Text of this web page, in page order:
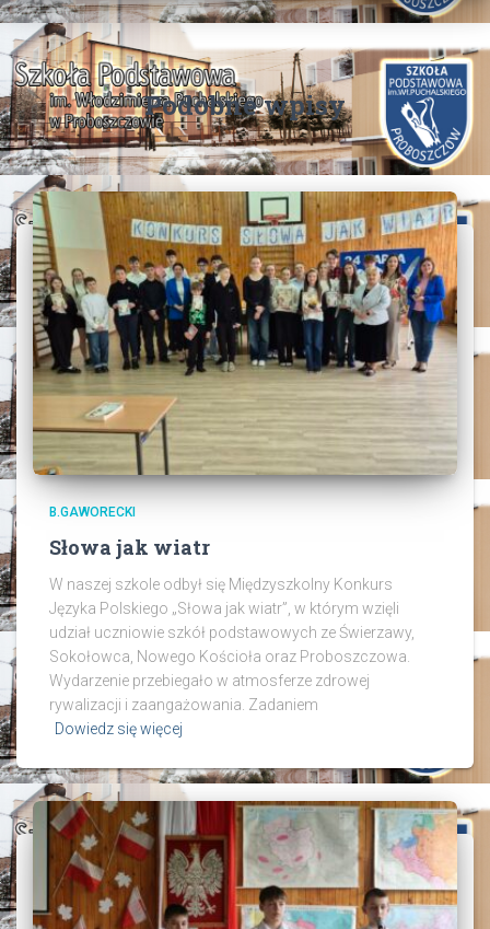
Podobne wpisy
B.GAWORECKI
Słowa jak wiatr
W naszej szkole odbył się Międzyszkolny Konkurs
Języka Polskiego „Słowa jak wiatr”, w którym wzięli
udział uczniowie szkół podstawowych ze Świerzawy,
Sokołowca, Nowego Kościoła oraz Proboszczowa.
Wydarzenie przebiegało w atmosferze zdrowej
rywalizacji i zaangażowania. Zadaniem
Dowiedz się więcej